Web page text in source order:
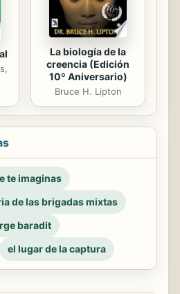
La biología de la
creencia (Edición
10º Aniversario)
Bruce H. Lipton
te imaginas
de las brigadas mixtas
baradit
el lugar de la captura